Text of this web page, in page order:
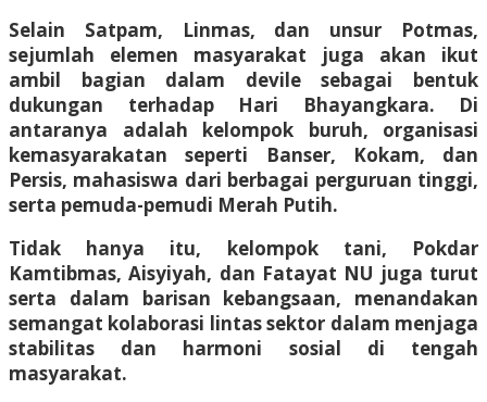
Selain Satpam, Linmas, dan unsur Potmas,
sejumlah elemen masyarakat juga akan ikut
ambil bagian dalam devile sebagai bentuk
dukungan terhadap Hari Bhayangkara. Di
antaranya adalah kelompok buruh, organisasi
kemasyarakatan seperti Banser, Kokam, dan
Persis, mahasiswa dari berbagai perguruan tinggi,
serta pemuda-pemudi Merah Putih.
Tidak hanya itu, kelompok tani, Pokdar
Kamtibmas, Aisyiyah, dan Fatayat NU juga turut
serta dalam barisan kebangsaan, menandakan
semangat kolaborasi lintas sektor dalam menjaga
stabilitas dan harmoni sosial di tengah
masyarakat.